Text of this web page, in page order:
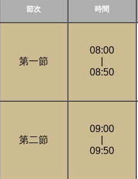
節次 時間
第一節
08:00
08:50
第二節
09:00
09:50